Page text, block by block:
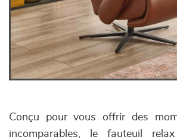
Conçu pour vous offrir des
incomparables, le fauteuil